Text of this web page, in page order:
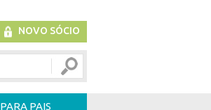
NOVO SÓCIO
PARA PAIS